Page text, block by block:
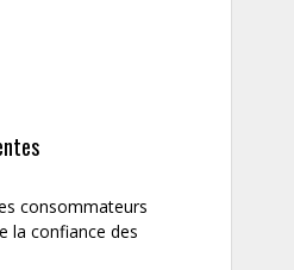
consommateurs
la confiance des